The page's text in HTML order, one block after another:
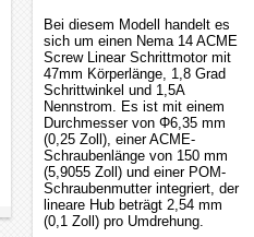
Bei diesem Modell handelt es
sich um einen Nema 14 ACME
Screw Linear Schrittmotor mit
47mm Körperlänge, 1,8 Grad
Schrittwinkel und 1,5A
Nennstrom. Es ist mit einem
Durchmesser von Φ6,35 mm
(0,25 Zoll), einer ACME-
Schraubenlänge von 150 mm
(5,9055 Zoll) und einer POM-
Schraubenmutter integriert, der
lineare Hub beträgt 2,54 mm
(0,1 Zoll) pro Umdrehung.